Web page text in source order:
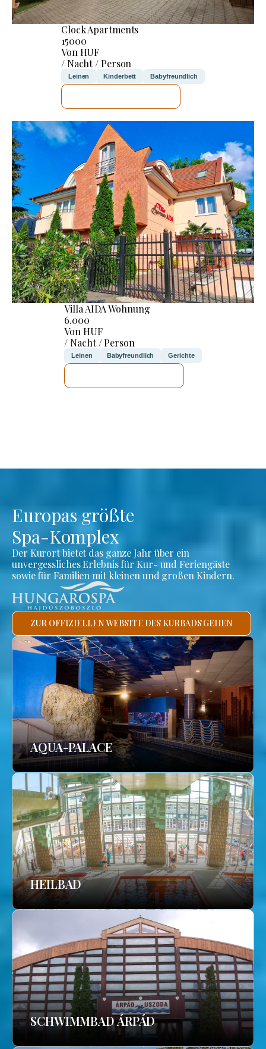
Clock Apartments
15000
Von HUF
/ Nacht / Person
Leinen Kinderbett Babyfreundlich
Villa AIDA Wohnung
6.000
Von HUF
/ Nacht / Person
Leinen Babyfreundlich Gerichte
Europas größte
Spa-Komplex
Der Kurort bietet das ganze Jahr über ein
unvergessliches Erlebnis für Kur- und Feriengäste
sowie für Familien mit kleinen und großen Kindern.
ZUR OFFIZIELLEN WEBSITE DES KURBADS GEHEN
AQUA-PALACE
HEILBAD
SCHWIMMBAD ÁRPÁD